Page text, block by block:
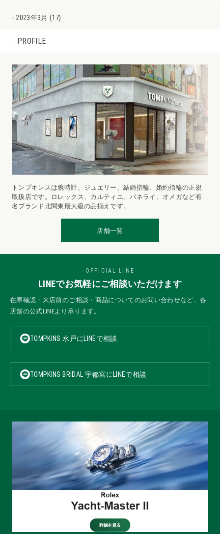
2023年3月 (17)
PROFILE
トンプキンスは腕時計、ジュエリー、結婚指輪、婚約指輪の正規
取扱店です。ロレックス、カルティエ、パネライ、オメガなど有
名ブランド北関東最大級の品揃えです。
店舗一覧
OFFICIAL LINE
LINEでお気軽にご相談いただけます
在庫確認・来店前のご相談・商品についてのお問い合わせなど、各
店舗の公式LINEより承ります。
TOMPKINS 水戸にLINEで相談
TOMPKINS BRIDAL 宇都宮にLINEで相談